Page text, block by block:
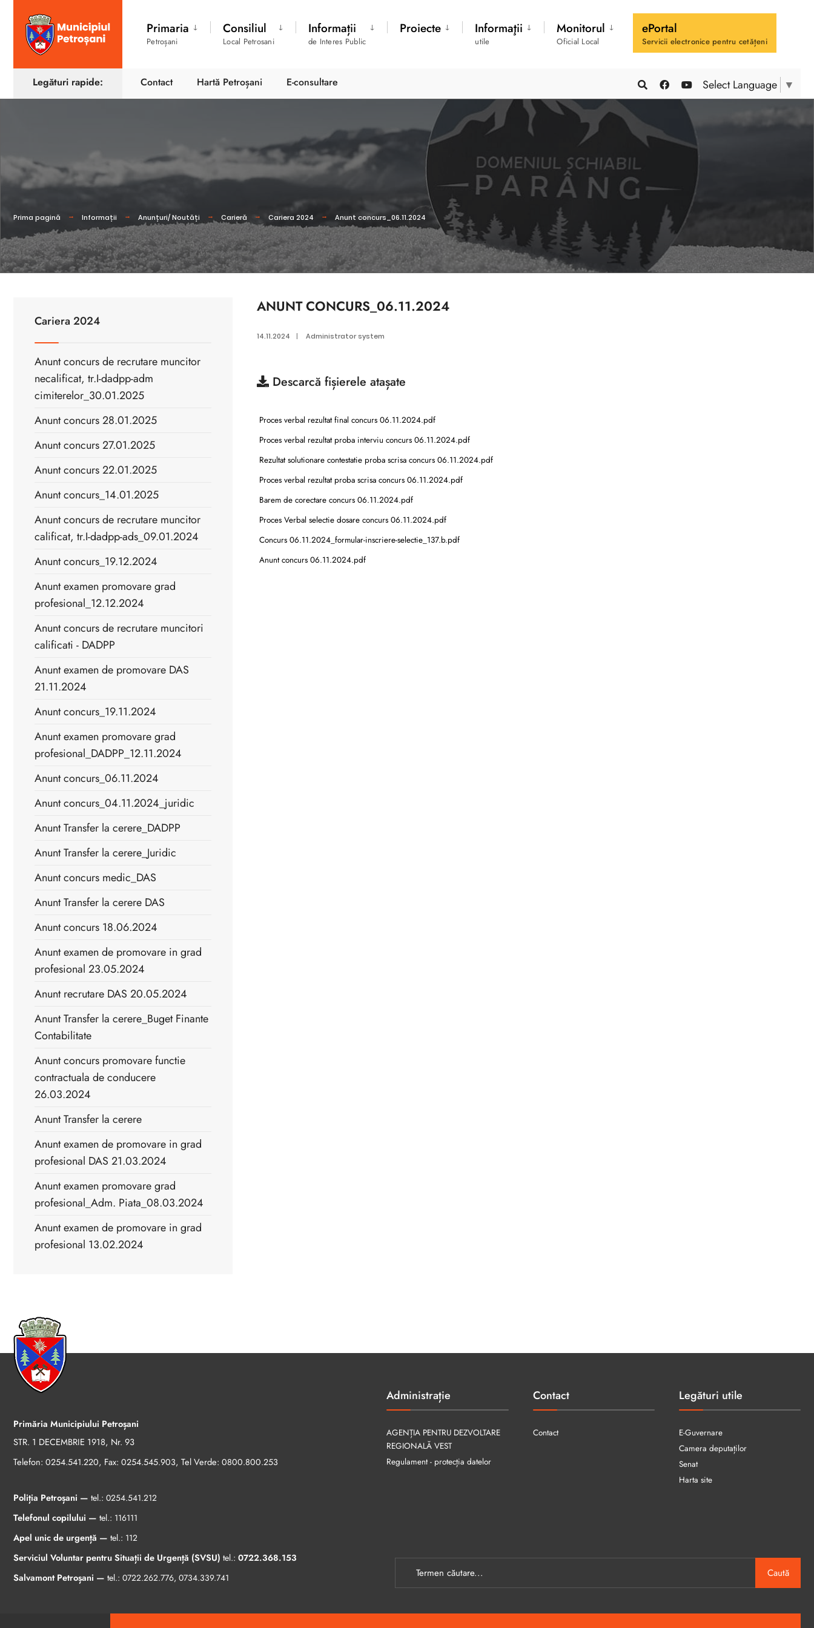
Primaria
Petroșani
Consiliul
Local Petrosani
Informații
de Interes Public
Proiecte Informaţii
utile
Monitorul
Oficial Local
ePortal
Servicii electronice pentru cetățeni
Select Language ▼
Legături rapide: Contact Hartă Petroșani E-consultare
Prima pagină Informații Anunțuri/ Noutăți Carieră Cariera 2024 Anunt concurs_06.11.2024
ANUNT CONCURS_06.11.2024
14.11.2024 | Administrator system
Descarcă fișierele atașate
Proces verbal rezultat final concurs 06.11.2024.pdf
Proces verbal rezultat proba interviu concurs 06.11.2024.pdf
Rezultat solutionare contestatie proba scrisa concurs 06.11.2024.pdf
Proces verbal rezultat proba scrisa concurs 06.11.2024.pdf
Barem de corectare concurs 06.11.2024.pdf
Proces Verbal selectie dosare concurs 06.11.2024.pdf
Concurs 06.11.2024_formular-inscriere-selectie_137.b.pdf
Anunt concurs 06.11.2024.pdf
Cariera 2024
Anunt concurs de recrutare muncitor
necalificat, tr.I-dadpp-adm
cimiterelor_30.01.2025
Anunt concurs 28.01.2025
Anunt concurs 27.01.2025
Anunt concurs 22.01.2025
Anunt concurs_14.01.2025
Anunt concurs de recrutare muncitor
calificat, tr.I-dadpp-ads_09.01.2024
Anunt concurs_19.12.2024
Anunt examen promovare grad
profesional_12.12.2024
Anunt concurs de recrutare muncitori
calificati - DADPP
Anunt examen de promovare DAS
21.11.2024
Anunt concurs_19.11.2024
Anunt examen promovare grad
profesional_DADPP_12.11.2024
Anunt concurs_06.11.2024
Anunt concurs_04.11.2024_juridic
Anunt Transfer la cerere_DADPP
Anunt Transfer la cerere_Juridic
Anunt concurs medic_DAS
Anunt Transfer la cerere DAS
Anunt concurs 18.06.2024
Anunt examen de promovare in grad
profesional 23.05.2024
Anunt recrutare DAS 20.05.2024
Anunt Transfer la cerere_Buget Finante
Contabilitate
Anunt concurs promovare functie
contractuala de conducere
26.03.2024
Anunt Transfer la cerere
Anunt examen de promovare in grad
profesional DAS 21.03.2024
Anunt examen promovare grad
profesional_Adm. Piata_08.03.2024
Anunt examen de promovare in grad
profesional 13.02.2024
Primăria Municipiului Petroșani
STR. 1 DECEMBRIE 1918, Nr. 93
Telefon: 0254.541.220, Fax: 0254.545.903, Tel Verde: 0800.800.253
Poliția Petroșani — tel.: 0254.541.212
Telefonul copilului — tel.: 116111
Apel unic de urgență — tel.: 112
Serviciul Voluntar pentru Situații de Urgență (SVSU) tel.: 0722.368.153
Salvamont Petroșani — tel.: 0722.262.776, 0734.339.741
Administrație
AGENȚIA PENTRU DEZVOLTARE
REGIONALĂ VEST
Regulament - protecția datelor
Contact
Contact
Legături utile
E-Guvernare
Camera deputaților
Senat
Harta site
Caută